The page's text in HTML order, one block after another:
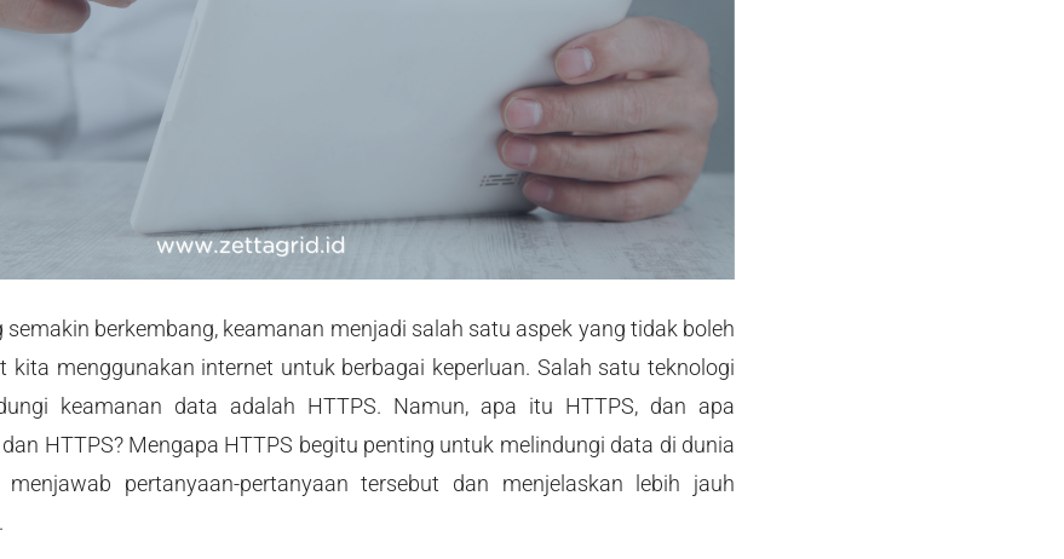
berkembang, keamanan menjadi salah satu aspek yang tidak boleh
kita menggunakan internet untuk berbagai keperluan. Salah satu teknologi
keamanan data adalah HTTPS. Namun, apa itu HTTPS, dan apa
HTTPS? Mengapa HTTPS begitu penting untuk melindungi data di dunia
pertanyaan-pertanyaan tersebut dan menjelaskan lebih jauh